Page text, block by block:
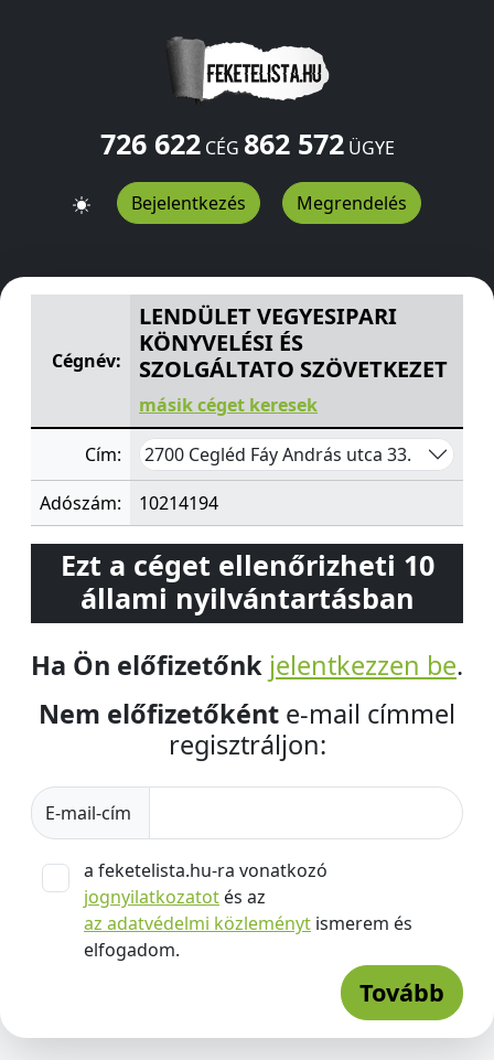
726 622CÉG 862 572ÜGYE
Bejelentkezés Megrendelés
LENDÜLET VEGYESIPARI KÖNYVELÉSI ÉS SZOLGÁLTATO
Cégnév:
LENDÜLET VEGYESIPARI
KÖNYVELÉSI ÉS
SZOLGÁLTATO SZÖVETKEZET
másik céget keresek
Cím: 2700 Cegléd Fáy András utca 33.
Adószám: 10214194
Ezt a céget ellenőrizheti 10
állami nyilvántartásban
Ha Ön előfizetőnk jelentkezzen be.
Nem előfizetőként e-mail címmel
regisztráljon:
E-mail-cím
a feketelista.hu-ra vonatkozó
jognyilatkozatot és az
az adatvédelmi közleményt ismerem és
elfogadom.
Tovább